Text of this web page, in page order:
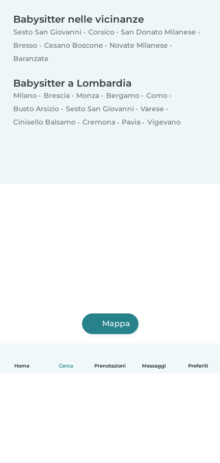
Home Cerca Prenotazioni Messaggi Preferiti
Babysitter nelle vicinanze
Sesto San Giovanni Corsico
San Donato Milanese
Bresso
Cesano Boscone
Novate Milanese
Baranzate
Babysitter a Lombardia
Milano Brescia Monza Bergamo
Como
Busto Arsizio
Sesto San Giovanni
Varese
Cinisello Balsamo
Cremona Pavia Vigevano
Mappa